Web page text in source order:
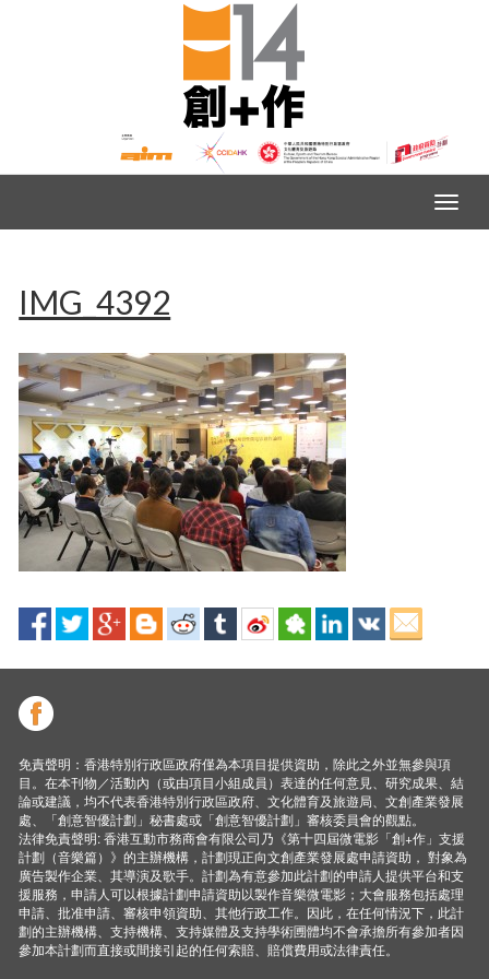
IMG_4392
免責聲明：香港特別行政區政府僅為本項目提供資助，除此之外並無參與項
目。在本刊物／活動內（或由項目小組成員）表達的任何意見、研究成果、結
論或建議，均不代表香港特別行政區政府、文化體育及旅遊局、文創產業發展
處、「創意智優計劃」秘書處或「創意智優計劃」審核委員會的觀點。
法律免責聲明: 香港互動市務商會有限公司乃《第十四屆微電影「創+作」支援
計劃（音樂篇）》的主辦機構，計劃現正向文創產業發展處申請資助， 對象為
廣告製作企業、其導演及歌手。計劃為有意參加此計劃的申請人提供平台和支
援服務，申請人可以根據計劃申請資助以製作音樂微電影；大會服務包括處理
申請、批准申請、審核申領資助、其他行政工作。因此，在任何情況下，此計
劃的主辦機構、支持機構、支持媒體及支持學術圑體均不會承擔所有參加者因
參加本計劃而直接或間接引起的任何索賠、賠償費用或法律責任。